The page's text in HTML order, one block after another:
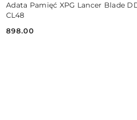
Adata Pamięć XPG Lancer Blade
CL48
Cena:
898.00